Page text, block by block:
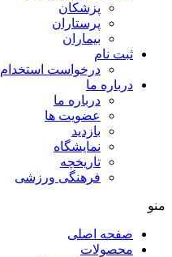
پزشكان
پرستاران
بيماران
ثبت نام
درخواست استخدام
درباره ما
درباره ما
عضویت ها
بازدید
نمایشگاه
تاريخچه
فرهنگی ورزشی
منو
صفحه اصلی
محصولات